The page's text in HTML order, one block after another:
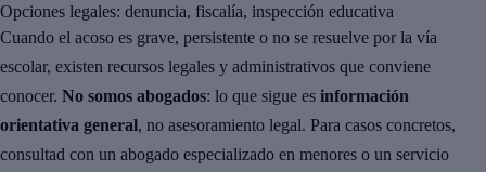
Opciones legales: denuncia, fiscalía, inspección educativa
Cuando el acoso es grave, persistente o no se resuelve por la vía
escolar, existen recursos legales y administrativos que conviene
conocer. No somos abogados: lo que sigue es información
orientativa general, no asesoramiento legal. Para casos concretos,
consultad con un abogado especializado en menores o un servicio